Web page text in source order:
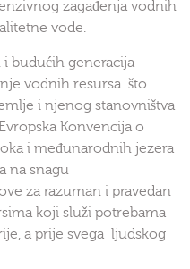
zagađenja vodnih
vode.
i budućih generacija
vodnih resursa što
i njenog stanovništva
Konvencija o
i međunarodnih jezera
na snagu
za razuman i pravedan
koji služi potrebama
a prije svega ljudskog